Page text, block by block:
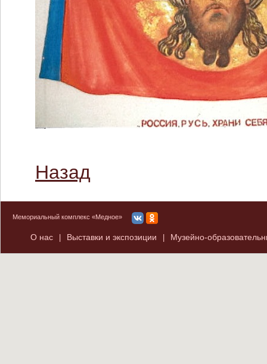
Назад
Мемориальный комплекс «Медное»
О нас Выставки и экспозиции Музейно-